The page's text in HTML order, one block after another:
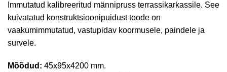
Immutatud kalibreeritud männipruss terrassikarkassile. See
kuivatatud konstruktsioonipuidust toode on
vaakumimmutatud, vastupidav koormusele, paindele ja
survele.
Mõõdud: 45x95x4200 mm.